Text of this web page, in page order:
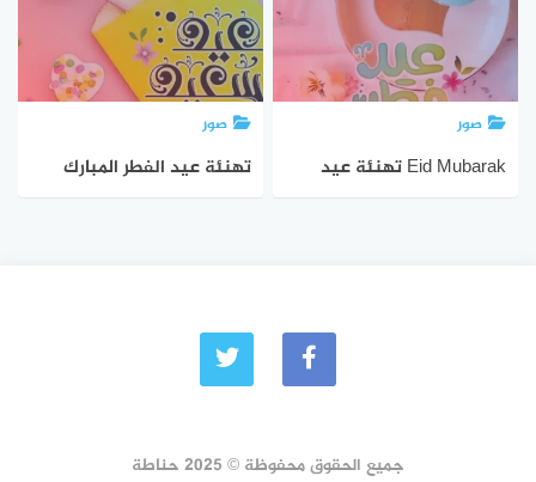
صور
Eid Mubarak تهنئة عيد
صور
تهنئة عيد الفطر المبارك
جميع الحقوق محفوظة © 2025 حناطة